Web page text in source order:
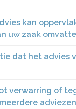
kan
uw zaak
dat het advies
verwarring of